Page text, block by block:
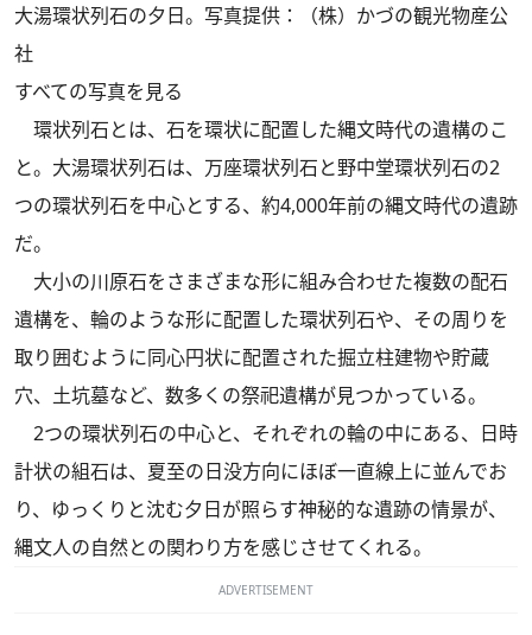
大湯環状列石の夕日。写真提供：（株）かづの観光物産公
社
すべての写真を見る
環状列石とは、石を環状に配置した縄文時代の遺構のこ
と。大湯環状列石は、万座環状列石と野中堂環状列石の2
つの環状列石を中心とする、約4,000年前の縄文時代の遺跡
だ。
大小の川原石をさまざまな形に組み合わせた複数の配石
遺構を、輪のような形に配置した環状列石や、その周りを
取り囲むように同心円状に配置された掘立柱建物や貯蔵
穴、土坑墓など、数多くの祭祀遺構が見つかっている。
2つの環状列石の中心と、それぞれの輪の中にある、日時
計状の組石は、夏至の日没方向にほぼ一直線上に並んでお
り、ゆっくりと沈む夕日が照らす神秘的な遺跡の情景が、
縄文人の自然との関わり方を感じさせてくれる。
ADVERTISEMENT